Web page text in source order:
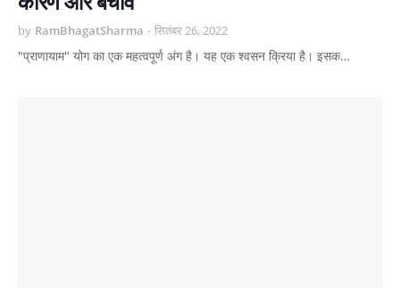
by RamBhagatSharma - सितंबर 26, 2022
"प्राणायाम" योग का एक महत्वपूर्ण अंग है। यह एक श्वसन क्रिया है। इसक…